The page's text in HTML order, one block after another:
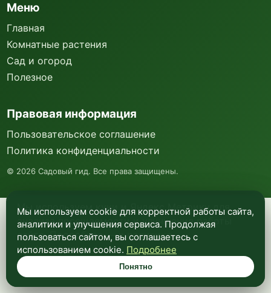
Мы используем куки и Яндекс Метрику для
анализа посещаемости и улучшения работы
сайта. Подробнее —в политике
конфиденциальности.
Понятно
Меню
Главная
Комнатные растения
Сад и огород
Полезное
Правовая информация
Пользовательское соглашение
Политика конфиденциальности
© 2026 Садовый гид. Все права защищены.
Мы используем cookie для корректной работы сайта,
аналитики и улучшения сервиса. Продолжая
пользоваться сайтом, вы соглашаетесь с
использованием cookie. Подробнее
Понятно